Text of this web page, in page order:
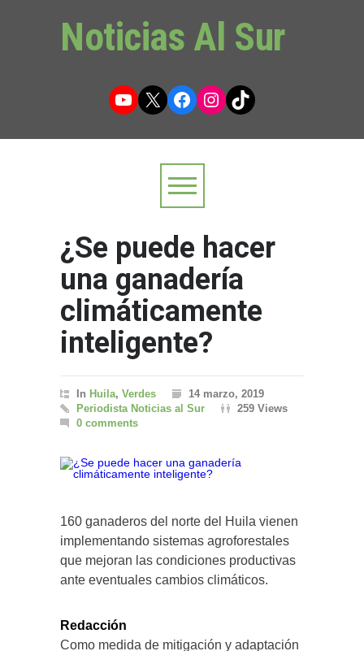
Noticias Al Sur
YouTube
X Facebook
Instagram
TikTok
¿Se puede hacer
una ganadería
climáticamente
inteligente?
In Huila, Verdes
14 marzo, 2019
Periodista Noticias al Sur
259 Views
0 comments
160 ganaderos del norte del Huila vienen
implementando sistemas agroforestales
que mejoran las condiciones productivas
ante eventuales cambios climáticos.
Redacción
Como medida de mitigación y adaptación